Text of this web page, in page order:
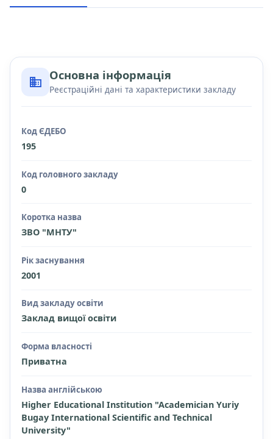
Основна інформація
Реєстраційні дані та характеристики закладу
Код ЄДЕБО
195
Код головного закладу
0
Коротка назва
ЗВО "МНТУ"
Рік заснування
2001
Вид закладу освіти
Заклад вищої освіти
Форма власності
Приватна
Назва англійською
Higher Educational Institution "Academician Yuriy
Bugay International Scientific and Technical
University"